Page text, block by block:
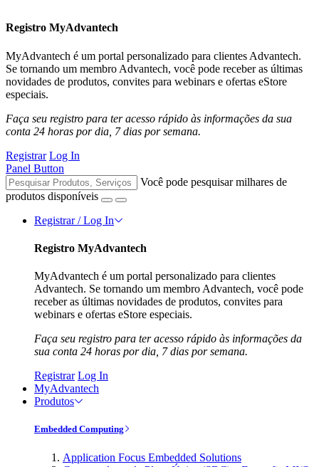
Registro MyAdvantech
MyAdvantech é um portal personalizado para clientes Advantech.
Se tornando um membro Advantech, você pode receber as últimas
novidades de produtos, convites para webinars e ofertas eStore
especiais.
Faça seu registro para ter acesso rápido às informações da sua
conta 24 horas por dia, 7 dias por semana.
Registrar Log In
Panel Button
Você pode pesquisar milhares de
produtos disponíveis
Registrar / Log In
Registro MyAdvantech
MyAdvantech é um portal personalizado para clientes
Advantech. Se tornando um membro Advantech, você pode
receber as últimas novidades de produtos, convites para
webinars e ofertas eStore especiais.
Faça seu registro para ter acesso rápido às informações da
sua conta 24 horas por dia, 7 dias por semana.
Registrar Log In
MyAdvantech
Produtos
Embedded Computing
Application Focus Embedded Solutions